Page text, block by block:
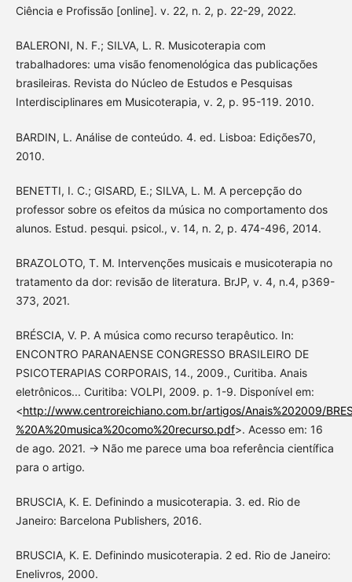
Ciência e Profissão [online]. v. 22, n. 2, p. 22-29, 2022.
BALERONI, N. F.; SILVA, L. R. Musicoterapia com
trabalhadores: uma visão fenomenológica das publicações
brasileiras. Revista do Núcleo de Estudos e Pesquisas
Interdisciplinares em Musicoterapia, v. 2, p. 95-119. 2010.
BARDIN, L. Análise de conteúdo. 4. ed. Lisboa: Edições70,
2010.
BENETTI, I. C.; GISARD, E.; SILVA, L. M. A percepção do
professor sobre os efeitos da música no comportamento dos
alunos. Estud. pesqui. psicol., v. 14, n. 2, p. 474-496, 2014.
BRAZOLOTO, T. M. Intervenções musicais e musicoterapia no
tratamento da dor: revisão de literatura. BrJP, v. 4, n.4, p369-
373, 2021.
BRÉSCIA, V. P. A música como recurso terapêutico. In:
ENCONTRO PARANAENSE CONGRESSO BRASILEIRO DE
PSICOTERAPIAS CORPORAIS, 14., 2009., Curitiba. Anais
eletrônicos... Curitiba: VOLPI, 2009. p. 1-9. Disponível em:
<http://www.centroreichiano.com.br/artigos/Anais%202009/
%20A%20musica%20como%20recurso.pdf>. Acesso em: 16
de ago. 2021. -> Não me parece uma boa referência científica
para o artigo.
BRUSCIA, K. E. Definindo a musicoterapia. 3. ed. Rio de
Janeiro: Barcelona Publishers, 2016.
BRUSCIA, K. E. Definindo musicoterapia. 2 ed. Rio de Janeiro:
Enelivros, 2000.